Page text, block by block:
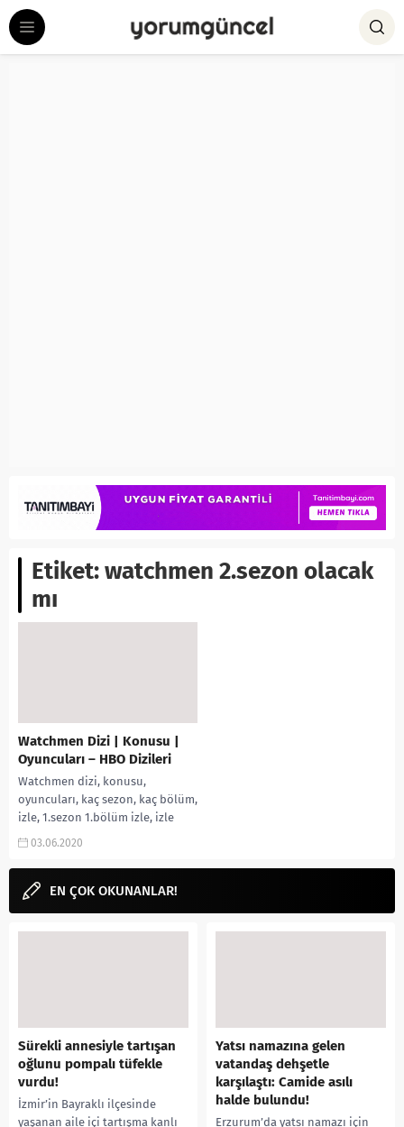
Etiket:watchmen 2.sezon olacak
mı
Watchmen Dizi | Konusu |
Oyuncuları – HBO Dizileri
Watchmen dizi, konusu,
oyuncuları, kaç sezon, kaç bölüm,
izle, 1.sezon 1.bölüm izle, izle
dizi, dizisi, ekşi, yorumları,
03.06.2020
EN ÇOK OKUNANLAR!
Sürekli annesiyle tartışan
oğlunu pompalı tüfekle
vurdu!
İzmir’in Bayraklı ilçesinde
yaşanan aile içi tartışma kanlı
Yatsı namazına gelen
vatandaş dehşetle
karşılaştı: Camide asılı
halde bulundu!
Erzurum’da yatsı namazı için